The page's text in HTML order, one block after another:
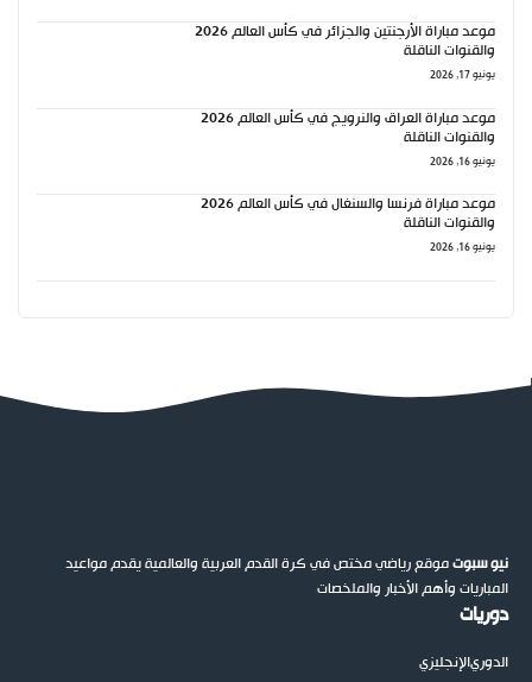
موعد مباراة الأرجنتين والجزائر في كأس العالم 2026
والقنوات الناقلة
يونيو 17, 2026
موعد مباراة العراق والنرويج في كأس العالم 2026
والقنوات الناقلة
يونيو 16, 2026
موعد مباراة فرنسا والسنغال في كأس العالم 2026
والقنوات الناقلة
يونيو 16, 2026
نيو سبوتموقع رياضي مختص في كرة القدم العربية والعالمية يقدم مواعيد
المباريات وأهم الأخبار والملخصات
دوريات
الدوريالإنجليزي